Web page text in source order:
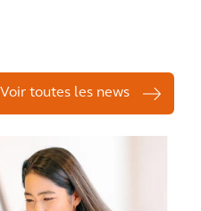
Voir toutes les news